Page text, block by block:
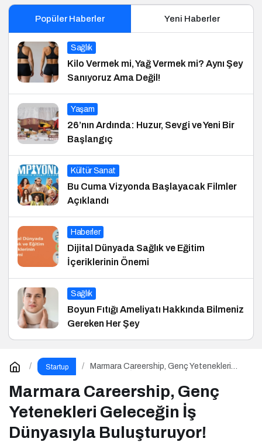
Popüler Haberler Yeni Haberler
Sağlık
Kilo Vermek mi, Yağ Vermek mi? Aynı Şey
Sanıyoruz Ama Değil!
Yaşam
26’nın Ardında: Huzur, Sevgi ve Yeni Bir
Başlangıç
Kültür Sanat
Bu Cuma Vizyonda Başlayacak Filmler
Açıklandı
Haberler
Dijital Dünyada Sağlık ve Eğitim
İçeriklerinin Önemi
Sağlık
Boyun Fıtığı Ameliyatı Hakkında Bilmeniz
Gereken Her Şey
Startup
Marmara Careership, Genç Yetenekleri
Marmara Careership, Genç
Yetenekleri Geleceğin İş
Dünyasıyla Buluşturuyor!